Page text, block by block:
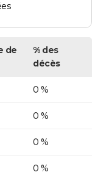
de
% des
décès
0 %
0 %
0 %
0 %